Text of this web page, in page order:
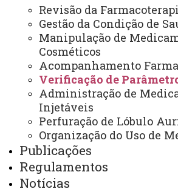
Revisão da
Gestão da Condição de
Manipulação de
Cosméticos
Acompanhamento
Verificação de
Administração de
Injetáveis
Perfuração de Lóbulo
Organização do Uso de
Publicações
Regulamentos
Notícias
A verificação de parâmetros clínicos
pelo paciente ou por profissional
isolada, por meio de procedimentos
verificação de sinais vitais. Alguns
determinação dos níveis capilares de
e triglicerídeos, a verificação da
medida da pressão arterial, a
a medição de pico de fluxo
parâmetros clínicos pelo
objetivos a verificação do estado